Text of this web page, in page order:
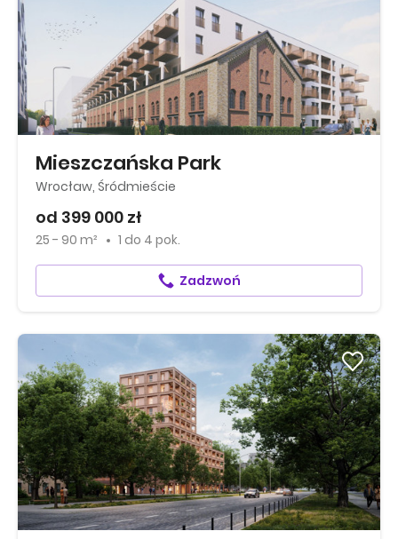
Mieszczańska Park
Wrocław, Śródmieście
od 399 000 zł
25 - 90 m² 1 do 4 pok.
Zadzwoń